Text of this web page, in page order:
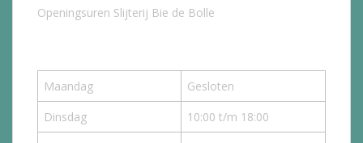
Openingsuren Slijterij Bie de Bolle
Maandag
Gesloten
Dinsdag
10:00 t/m 18:00